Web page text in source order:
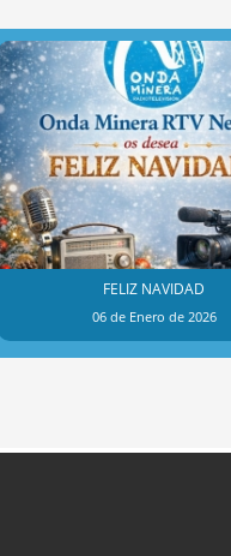
FELIZ NAVIDAD
06 de Enero de 2026